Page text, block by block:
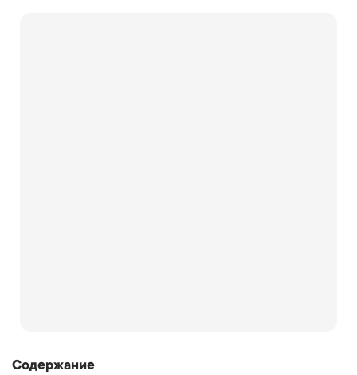
Содержание